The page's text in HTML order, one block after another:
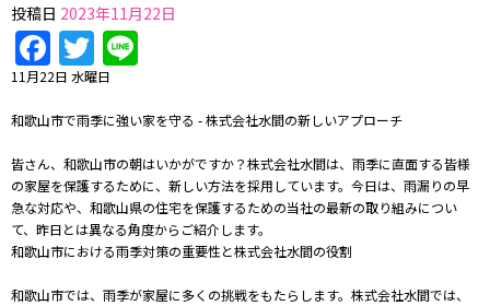
投稿日 2023年11月22日
Facebook
Twitter
11月22日 水曜日
和歌山市で雨季に強い家を守る - 株式会社水間の新しいアプローチ
皆さん、和歌山市の朝はいかがですか？株式会社水間は、雨季に直面する皆様
の家屋を保護するために、新しい方法を採用しています。今日は、雨漏りの早
急な対応や、和歌山県の住宅を保護するための当社の最新の取り組みについ
て、昨日とは異なる角度からご紹介します。
和歌山市における雨季対策の重要性と株式会社水間の役割
和歌山市では、雨季が家屋に多くの挑戦をもたらします。株式会社水間では、